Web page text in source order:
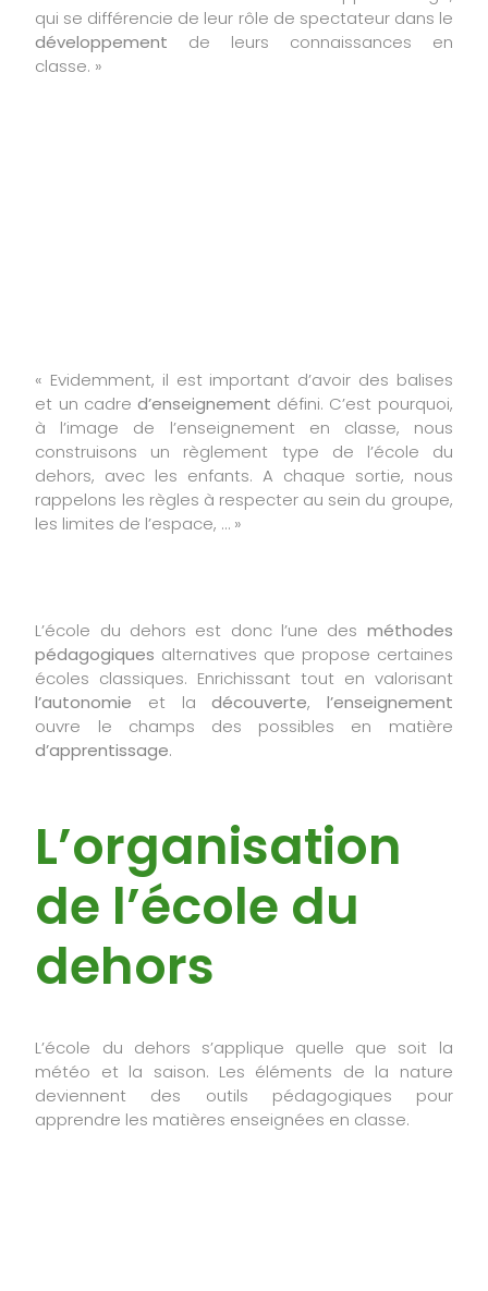
qui se différencie de leur rôle de spectateur dans le
développement de leurs connaissances en
classe. »
« Evidemment, il est important d’avoir des balises
et un cadre d’enseignement défini. C’est pourquoi,
à l’image de l’enseignement en classe, nous
construisons un règlement type de l’école du
dehors, avec les enfants. A chaque sortie, nous
rappelons les règles à respecter au sein du groupe,
les limites de l’espace, … »
L’école du dehors est donc l’une des méthodes
pédagogiques alternatives que propose certaines
écoles classiques. Enrichissant tout en valorisant
l’autonomie et ladécouverte, l’enseignement
ouvre le champs des possibles en matière
d’apprentissage.
L’organisation
de l’école du
dehors
L’école du dehors s’applique quelle que soit la
météo et la saison. Les éléments de la nature
deviennent des outils pédagogiques pour
apprendre les matières enseignées en classe.